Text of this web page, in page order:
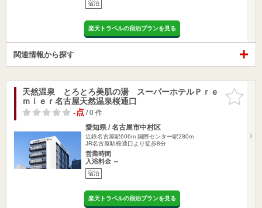
宿泊
楽天トラベルの宿泊プランを見る
関連情報から探す
お気に入
りに追加
天然温泉 とろとろ美肌の湯 スーパーホテルＰｒｅ
ｍｉｅｒ名古屋天然温泉桜通口
-点/ 0 件
愛知県 / 名古屋市中村区
近鉄名古屋駅606m 国際センター駅280m
JR名古屋駅桜通口より徒歩8分
営業時間
入浴料金 ～
宿泊
楽天トラベルの宿泊プランを見る